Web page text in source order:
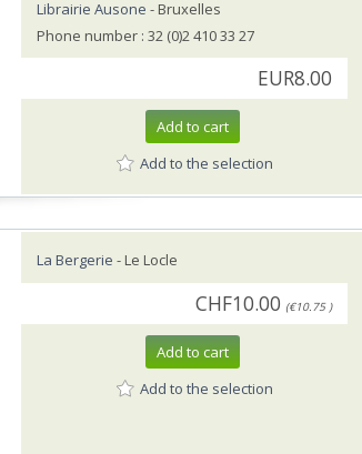
Librairie Ausone - Bruxelles
Phone number : 32 (0)2 410 33 27
EUR8.00
Add to cart
Add to the selection
La Bergerie - Le Locle
CHF10.00 (€10.75 )
Add to cart
Add to the selection